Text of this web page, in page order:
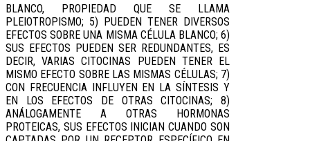
BLANCO, PROPIEDAD QUE SE LLAMA
PLEIOTROPISMO; 5) PUEDEN TENER DIVERSOS
EFECTOS SOBRE UNA MISMA CÉLULA BLANCO; 6)
SUS EFECTOS PUEDEN SER REDUNDANTES, ES
DECIR, VARIAS CITOCINAS PUEDEN TENER EL
MISMO EFECTO SOBRE LAS MISMAS CÉLULAS; 7)
CON FRECUENCIA INFLUYEN EN LA SÍNTESIS Y
EN LOS EFECTOS DE OTRAS CITOCINAS; 8)
ANÁLOGAMENTE A OTRAS HORMONAS
PROTEICAS, SUS EFECTOS INICIAN CUANDO SON